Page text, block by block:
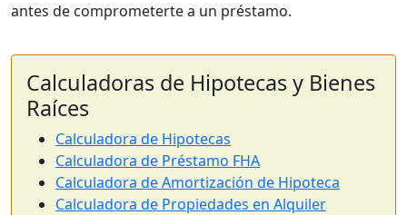
antes de comprometerte a un préstamo.
Calculadoras de Hipotecas y Bienes
Raíces
Calculadora de Hipotecas
Calculadora de Préstamo FHA
Calculadora de Amortización de Hipoteca
Calculadora de Propiedades en Alquiler